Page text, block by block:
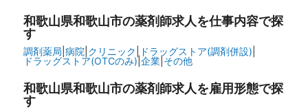
和歌山県和歌山市の薬剤師求人を仕事内容で探
す
調剤薬局 病院 クリニック ドラッグストア(調剤併設)
ドラッグストア(OTCのみ)| 企業| その他
和歌山県和歌山市の薬剤師求人を雇用形態で探
す